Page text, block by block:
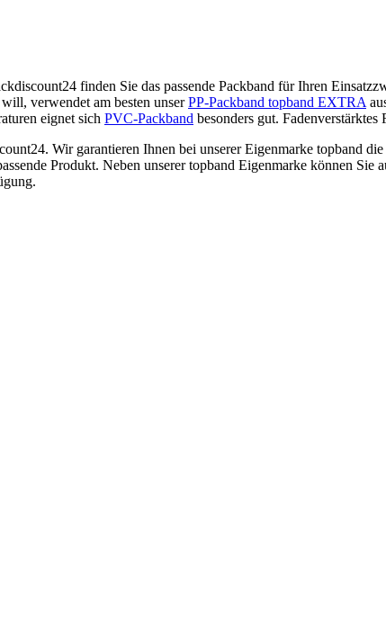
finden Sie das passende Packband für Ihren
verwendet am besten unserPP-Packband topband EXTRA
eignet sich PVC-Packband besonders gut.
Wir garantieren Ihnen bei unserer Eigenmarke topband
Produkt. Neben unserer topband Eigenmarke können